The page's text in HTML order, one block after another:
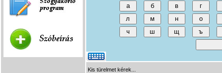
Kis türelmet kérek...